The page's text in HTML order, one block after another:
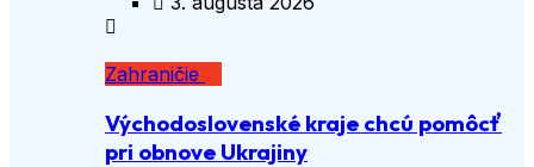
Zahraničie
Východoslovenské kraje chcú pomôcť
pri obnove Ukrajiny